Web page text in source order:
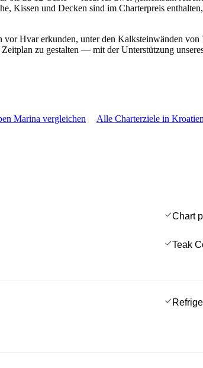
Kissen und Decken sind im Charterpreis
Hvar erkunden, unter den Kalksteinwänden
zu gestalten — mit der Unterstützung
Marina vergleichen Alle Charterziele in
Chart
Teak